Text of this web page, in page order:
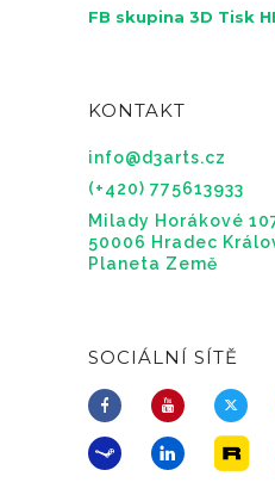
FB skupina 3D Tisk
KONTAKT
info@d3arts.cz
(+420) 775613933
Milady Horákové
50006 Hradec
Planeta Země
SOCIÁLNÍ SÍTĚ